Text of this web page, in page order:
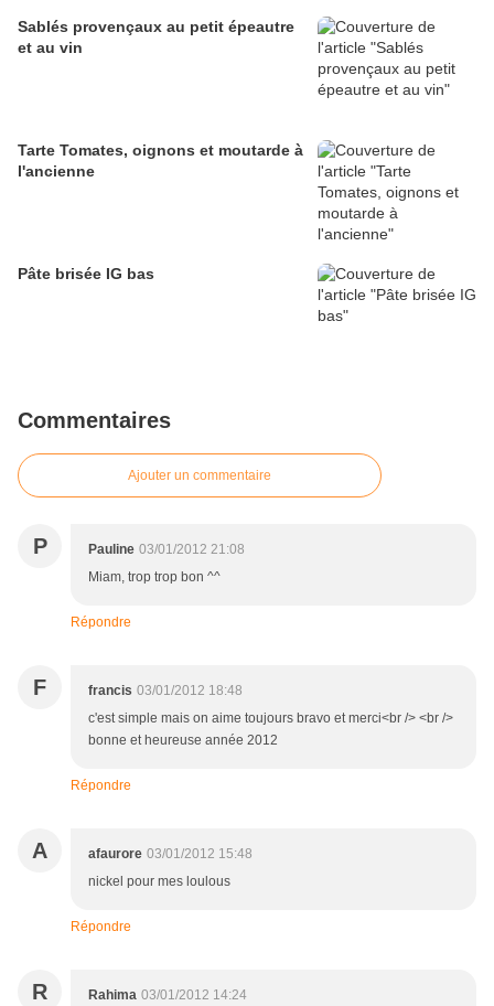
Sablés provençaux au petit épeautre
et au vin
Tarte Tomates, oignons et moutarde à
l'ancienne
Pâte brisée IG bas
Commentaires
Ajouter un commentaire
P Pauline 03/01/2012 21:08
Miam, trop trop bon ^^
Répondre
F francis 03/01/2012 18:48
c'est simple mais on aime toujours bravo et merci<br /> <br />
bonne et heureuse année 2012
Répondre
A afaurore 03/01/2012 15:48
nickel pour mes loulous
Répondre
R Rahima 03/01/2012 14:24